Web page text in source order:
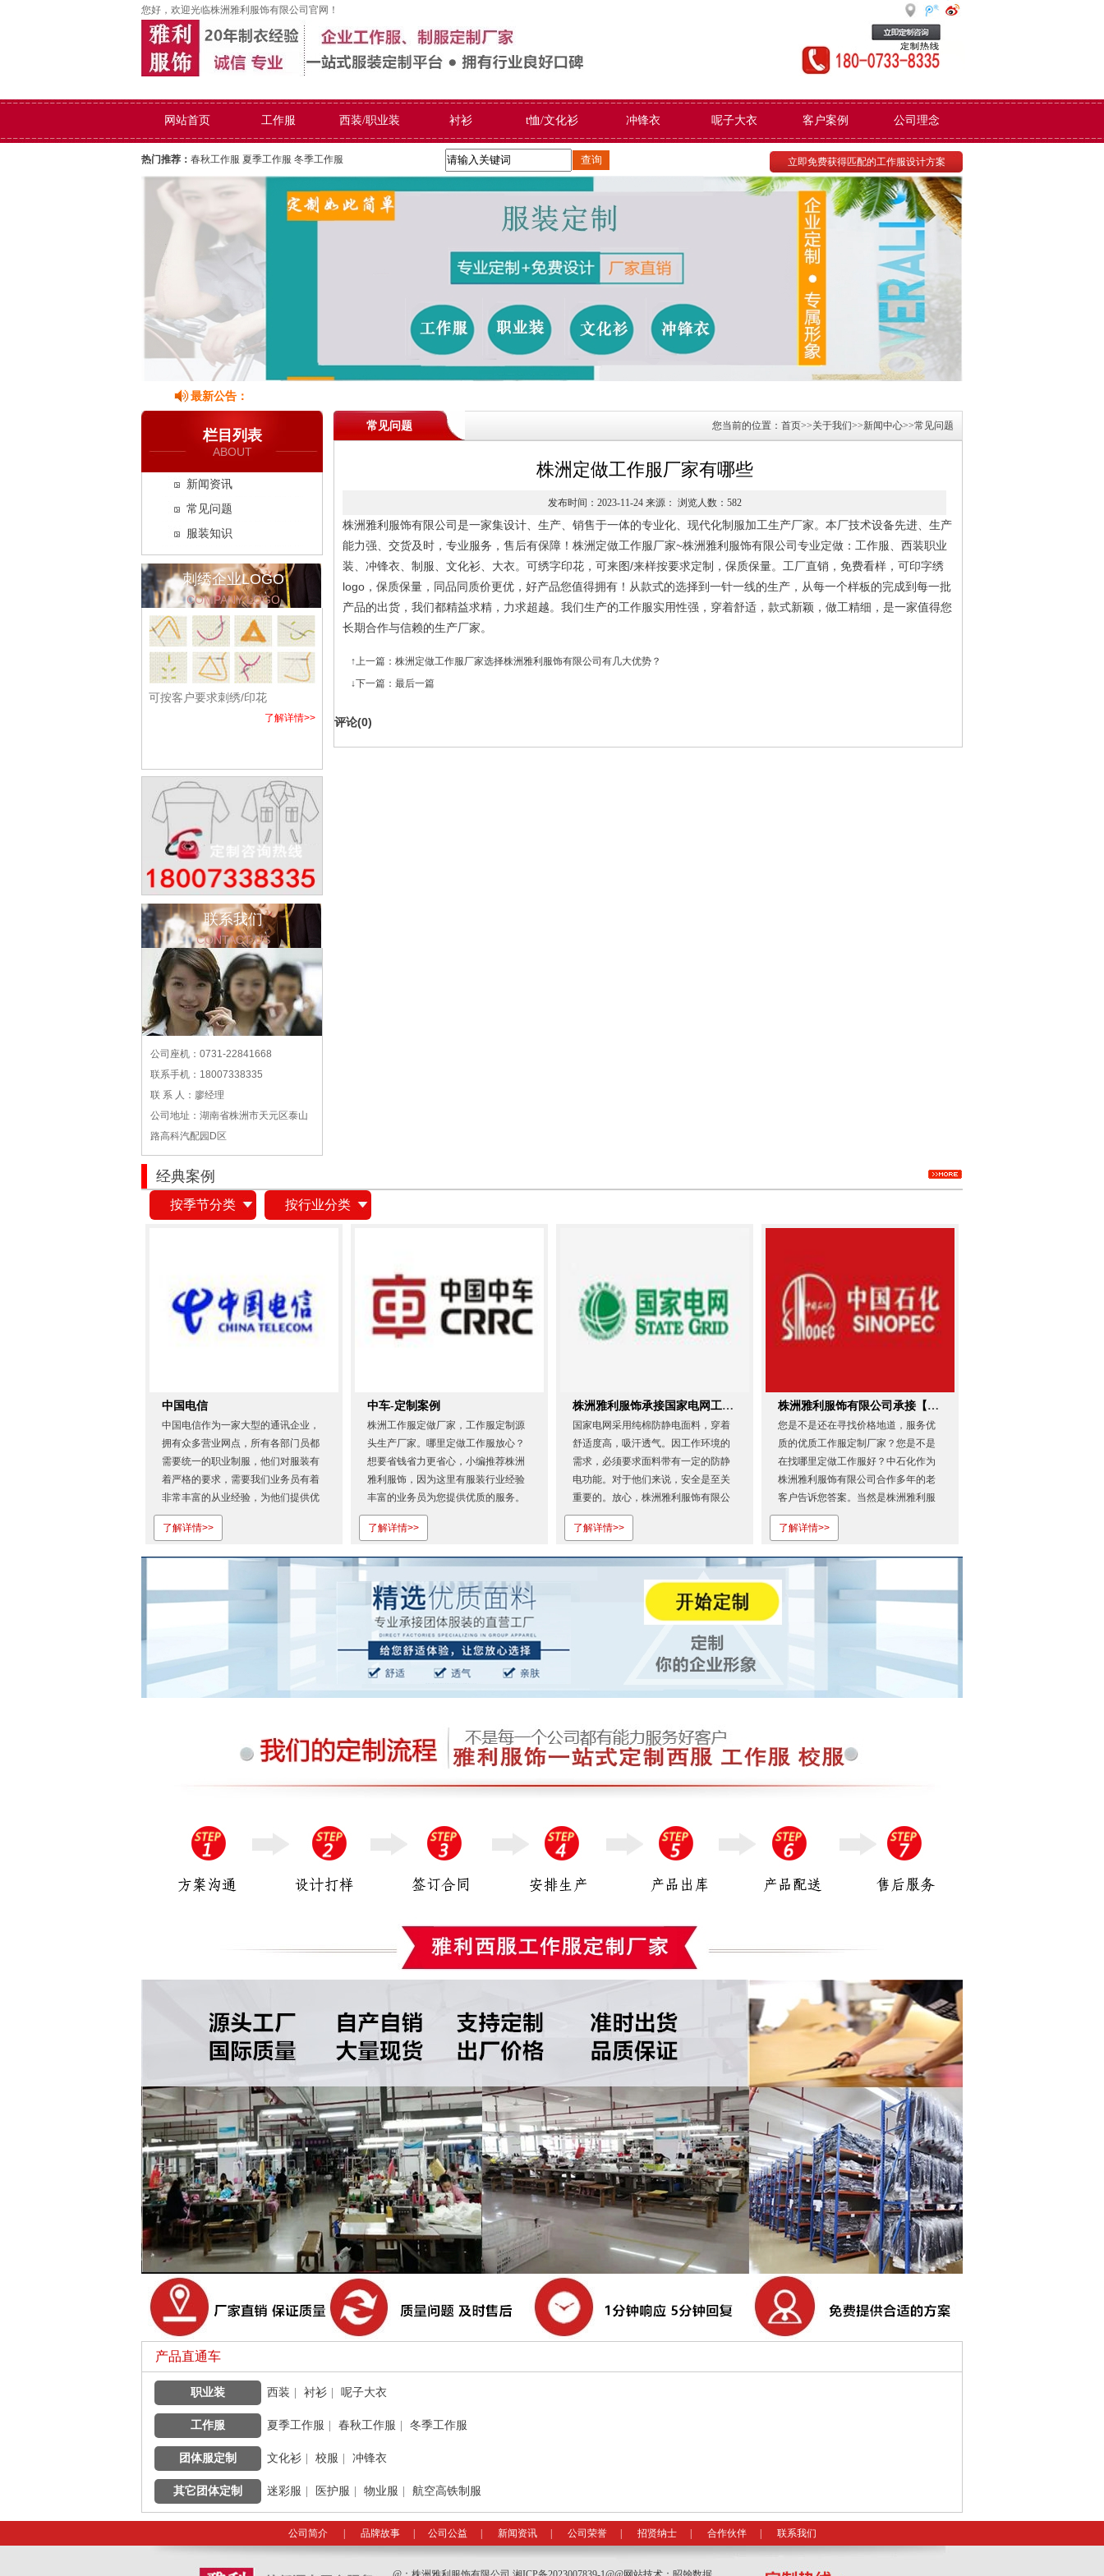
您好，欢迎光临株洲雅利服饰有限公司官网！
网站首页 工作服 西装/职业装 衬衫 t恤/文化衫 冲锋衣 呢子大衣 客户案例 公司理念
热门推荐： 春秋工作服 夏季工作服 冬季工作服 立即免费获得匹配的工作服设计方案
最新公告：
栏目列表
ABOUT
新闻资讯
常见问题
服装知识
刺绣企业LOGO
COMPANY LOGO
可按客户要求刺绣/印花
了解详情>>
联系我们
CONTACT US
公司座机：0731-22841668
联系手机：18007338335
联 系 人：廖经理
公司地址：湖南省株洲市天元区泰山
路高科汽配园D区
您当前的位置： 首页>>关于我们>>新闻中心>>常见问题
常见问题
株洲定做工作服厂家有哪些
发布时间：2023-11-24 来源： 浏览人数： 582
株洲雅利服饰有限公司是一家集设计、生产、销售于一体的专业化、现代化制服加工生产厂家。本厂技术设备先进、生产
能力强、交货及时，专业服务，售后有保障！株洲定做工作服厂家~株洲雅利服饰有限公司专业定做：工作服、西装职业
装、冲锋衣、制服、文化衫、大衣。可绣字印花，可来图/来样按要求定制，保质保量。工厂直销，免费看样，可印字绣
logo，保质保量，同品同质价更优，好产品您值得拥有！ 从款式的选择到一针一线的生产，从每一个样板的完成到每一批
产品的出货，我们都精益求精，力求超越。我们生产的工作服实用性强，穿着舒适，款式新颖，做工精细，是一家值得您
长期合作与信赖的生产厂家。
↑上一篇： 株洲定做工作服厂家选择株洲雅利服饰有限公司有几大优势？
↓下一篇：最后一篇
评论(0)
经典案例
按季节分类 按行业分类
中国电信
中国电信作为一家大型的通讯企业，
拥有众多营业网点，所有各部门员都
需要统一的职业制服，他们对服装有
着严格的要求，需要我们业务员有着
非常丰富的从业经验，为他们提供优
质的服务。从首次合作，我们就展现
出专业的服务态度和过硬的产品质
可才会一如既往地相信我们！株洲雅
利服饰有限公司是湖南省专业定做工
作...
了解详情>>
中车-定制案例
株洲工作服定做厂家，工作服定制源
头生产厂家。哪里定做工作服放心？
想要省钱省力更省心，小编推荐株洲
雅利服饰，因为这里有服装行业经验
丰富的业务员为您提供优质的服务。
欢迎登录株洲雅利服饰有限公司官
网...
了解详情>>
株洲雅利服饰承接国家电网工作服
国家电网采用纯棉防静电面料，穿着
舒适度高，吸汗透气。因工作环境的
需求，必须要求面料带有一定的防静
电功能。对于他们来说，安全是至关
重要的。放心，株洲雅利服饰有限公
司有制衣经验丰富的业务经理为您提
供优质的服务。选择我们，您只管放
官网...
了解详情>>
株洲雅利服饰有限公司承接【中石化】工作服定做
您是不是还在寻找价格地道，服务优
质的优质工作服定制厂家？您是不是
在找哪里定做工作服好？中石化作为
株洲雅利服饰有限公司合作多年的老
客户告诉您答案。当然是株洲雅利服
饰有限公司啦！欢迎登录株洲雅利服
饰有限公司官网。做出来的工作服，
衣厂家~株洲雅利服饰有限公司给你不
一样的优质的服务体验，你值得更...
了解详情>>
产品直通车
职业装 西装 | 衬衫 | 呢子大衣
工作服 夏季工作服 | 春秋工作服 | 冬季工作服
团体服定制 文化衫 | 校服 | 冲锋衣
其它团体定制 迷彩服 | 医护服 | 物业服 | 航空高铁制服
公司简介 | 品牌故事 | 公司公益 | 新闻资讯 | 公司荣誉 | 招贤纳士 | 合作伙伴 | 联系我们